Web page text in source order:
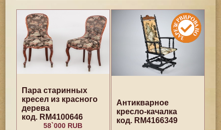
Пара старинных
кресел из красного
дерева
код. RM4100646
58`000 RUB
Антикварное
кресло-качалка
код. RM4166349